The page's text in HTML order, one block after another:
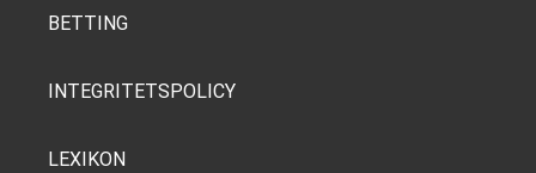
BETTING
INTEGRITETSPOLICY
LEXIKON